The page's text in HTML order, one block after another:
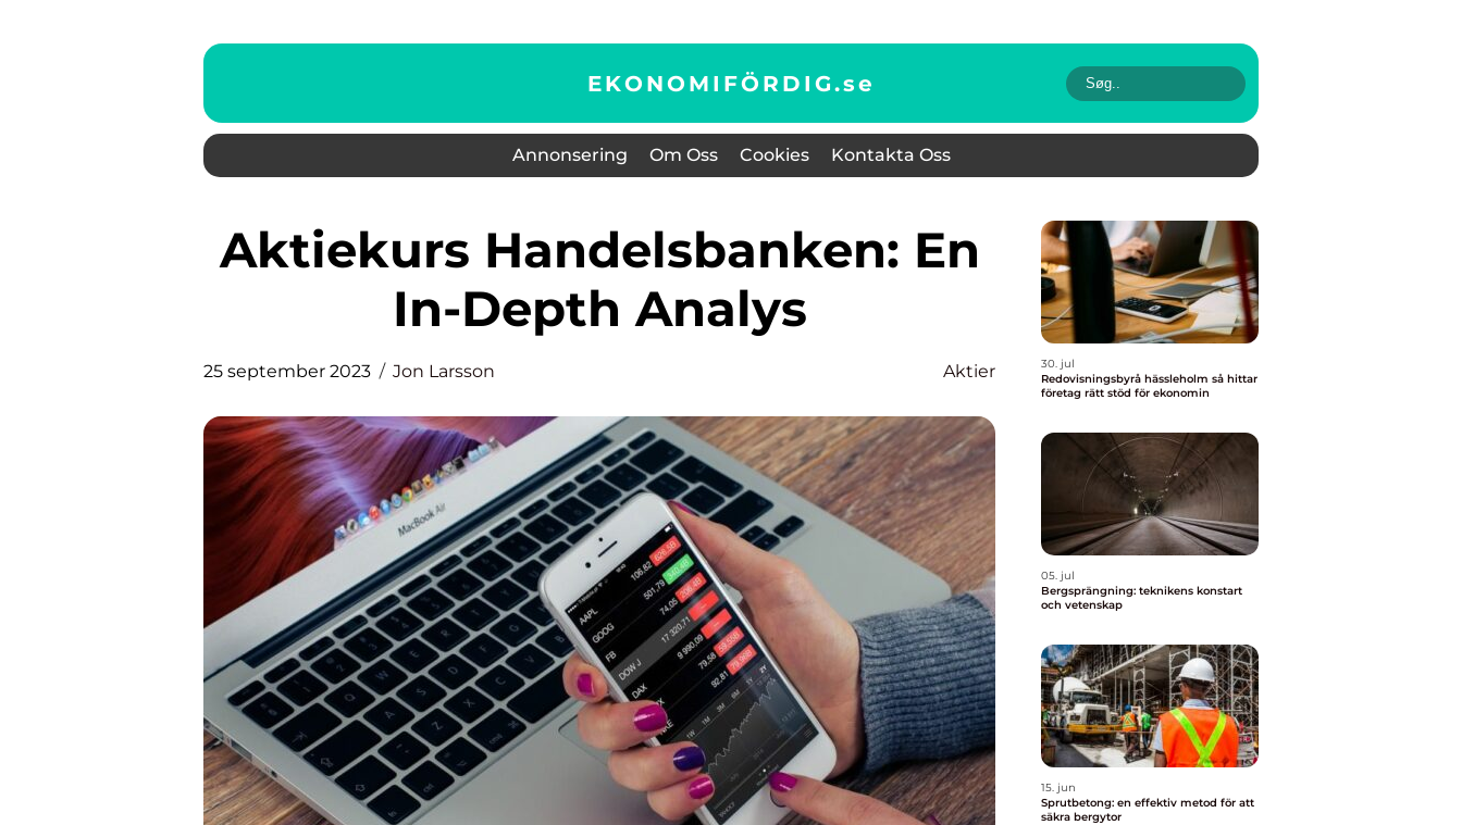
EKONOMIFÖRDIG.se
Annonsering Om Oss Cookies Kontakta Oss
Aktiekurs Handelsbanken: En
In-Depth Analys
25 september 2023 Jon Larsson Aktier
30. jul
Redovisningsbyrå hässleholm så hittar
företag rätt stöd för ekonomin
05. jul
Bergsprängning: teknikens konstart
och vetenskap
15. jun
Sprutbetong: en effektiv metod för att
säkra bergytor